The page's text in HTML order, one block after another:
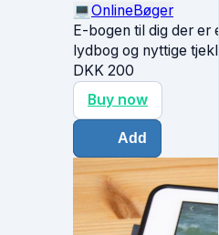
💻OnlineBøger
E-bogen til dig der er
lydbog og nyttige
DKK 200
Buy now
Add